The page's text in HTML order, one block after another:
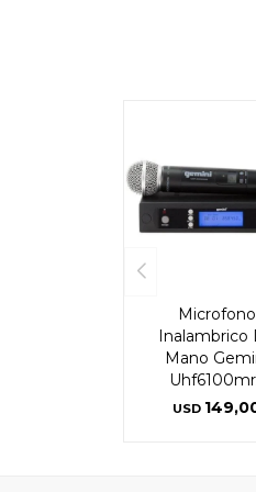
Microfono
Inalambrico
Mano
USD